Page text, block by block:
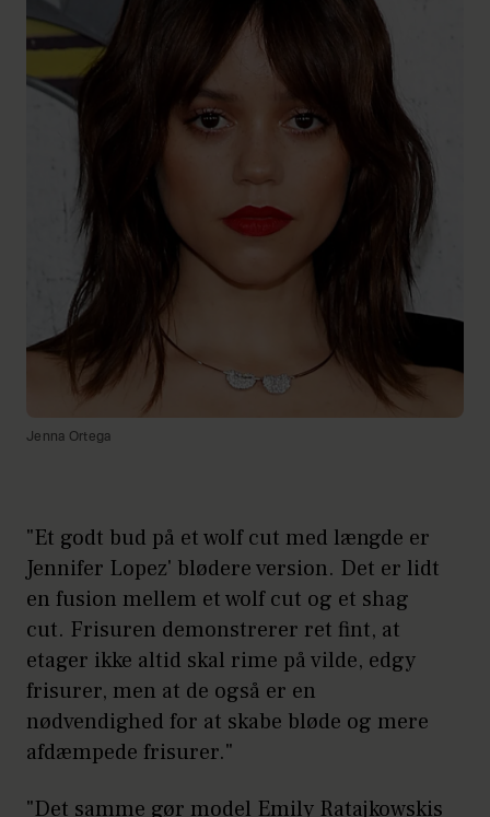
Jenna Ortega
"Et godt bud på et wolf cut med længde er
Jennifer Lopez' blødere version. Det er lidt
en fusion mellem et wolf cut og et shag
cut. Frisuren demonstrerer ret fint, at
etager ikke altid skal rime på vilde, edgy
frisurer, men at de også er en
nødvendighed for at skabe bløde og mere
afdæmpede frisurer."
"Det samme gør model Emily Ratajkowskis